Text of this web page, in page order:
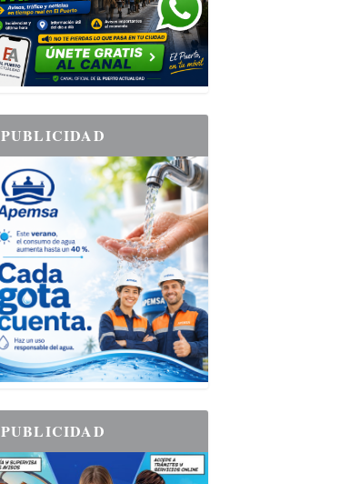
PUBLICIDAD
PUBLICIDAD